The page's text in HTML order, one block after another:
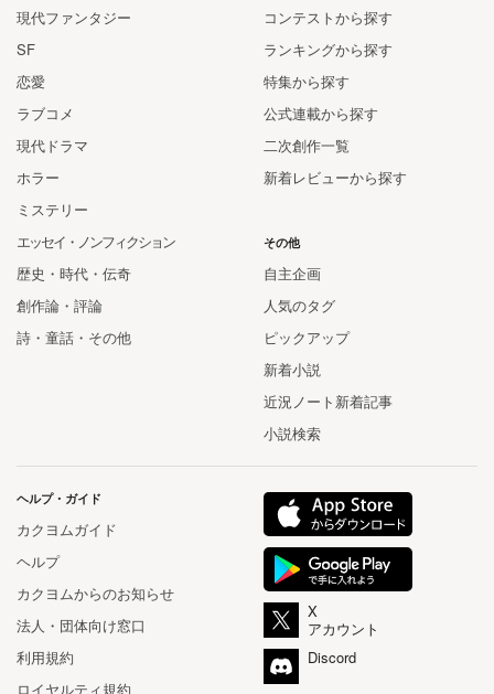
コンテストから探す
ランキングから探す
特集から探す
公式連載から探す
二次創作一覧
新着レビューから探す
現代ファンタジー
SF
恋愛
ラブコメ
現代ドラマ
ホラー
ミステリー
エッセイ・ノンフィクション
歴史・時代・伝奇
創作論・評論
詩・童話・その他
その他
自主企画
人気のタグ
ピックアップ
新着小説
近況ノート新着記事
小説検索
ヘルプ・ガイド
カクヨムガイド
ヘルプ
カクヨムからのお知らせ
法人・団体向け窓口
利用規約
ロイヤルティ規約
X
アカウント
Discord